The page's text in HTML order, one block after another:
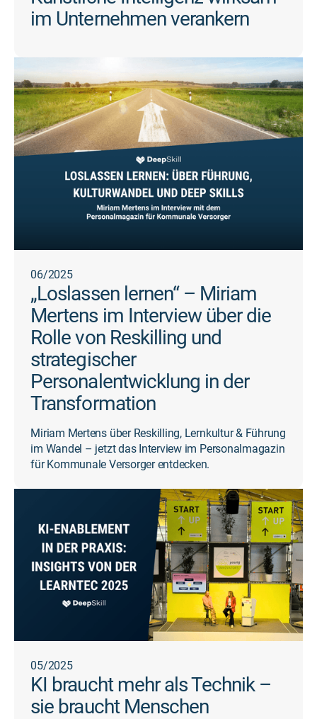
im Unternehmen verankern
06/2025
„Loslassen lernen“ – Miriam
Mertens im Interview über die
Rolle von Reskilling und
strategischer
Personalentwicklung in der
Transformation
Miriam Mertens über Reskilling, Lernkultur & Führung
im Wandel – jetzt das Interview im Personalmagazin
für Kommunale Versorger entdecken.
05/2025
KI braucht mehr als Technik –
sie braucht Menschen